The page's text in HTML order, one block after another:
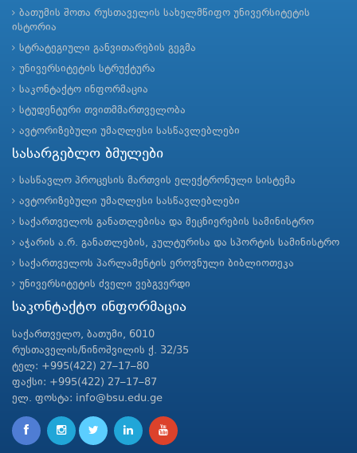
ბათუმის შოთა რუსთაველის სახელმწიფო უნივერსიტეტის
ისტორია
სტრატეგიული განვითარების გეგმა
უნივერსიტეტის სტრუქტურა
საკონტაქტო ინფორმაცია
სტუდენტური თვითმმართველობა
ავტორიზებული უმაღლესი სასწავლებლები
სასარგებლო ბმულები
სასწავლო პროცესის მართვის ელექტრონული სისტემა
ავტორიზებული უმაღლესი სასწავლებლები
საქართველოს განათლებისა და მეცნიერების სამინისტრო
აჭარის ა.რ. განათლების, კულტურისა და სპორტის სამინისტრო
საქართველოს პარლამენტის ეროვნული ბიბლიოთეკა
უნივერსიტეტის ძველი ვებგვერდი
საკონტაქტო ინფორმაცია
საქართველო, ბათუმი, 6010
რუსთაველის/ნინოშვილის ქ. 32/35
ტელ: +995(422) 27–17–80
ფაქსი: +995(422) 27–17–87
ელ. ფოსტა: info@bsu.edu.ge